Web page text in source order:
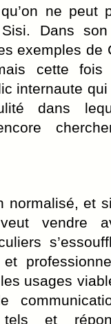
ne
Sisi. Dans
exemples
cette fois
internaute
dans
normalisé, et
vendre
et
les usages
tels et